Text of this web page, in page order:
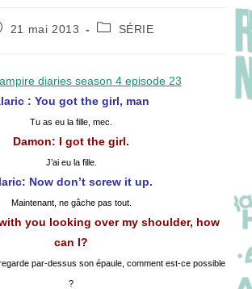
21 mai 2013
PostSÉRIE
: You got the girl, man
Tu as eu la fille, mec.
Damon: I got the girl.
J’ai eu la fille.
Now don’t screw it up.
Maintenant, ne gâche pas tout.
you looking over my shoulder, how
can I?
par-dessus son épaule, comment est-ce possible
?